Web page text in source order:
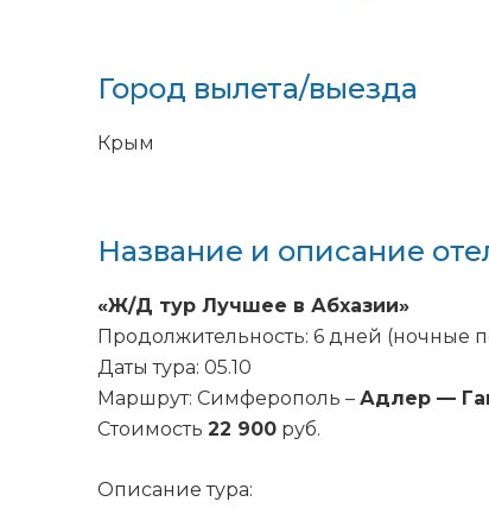
Город вылета/выезда
Крым
Название и описание
«Ж/Д тур Лучшее в Абхазии»
Продолжительность: 6 дней (ночные
Даты тура: 05.10
Маршрут: Симферополь – Адлер —
Стоимость 22 900 руб.
Описание тура: